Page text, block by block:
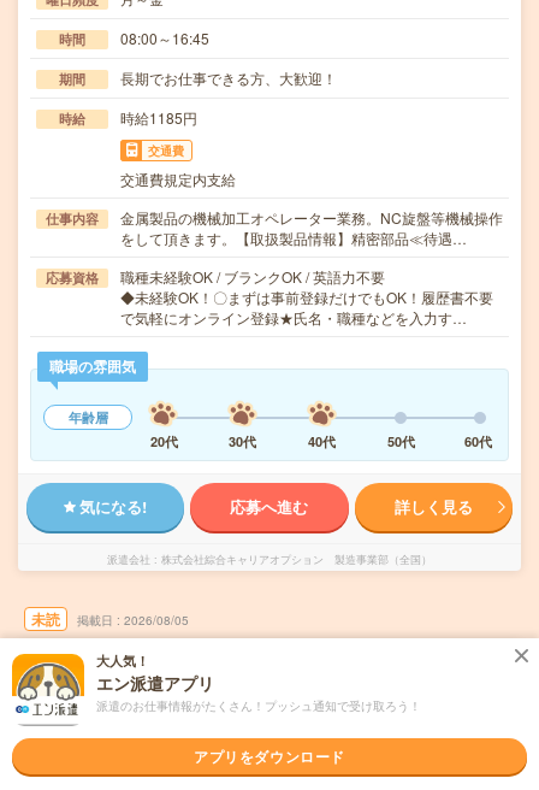
時間 08:00～16:45
期間 長期でお仕事できる方、大歓迎！
時給 時給1185円
交通費
交通費規定内支給
仕事内容
金属製品の機械加工オペレーター業務。NC旋盤等機械操作
をして頂きます。【取扱製品情報】精密部品≪待遇…
応募資格
職種未経験OK / ブランクOK / 英語力不要
◆未経験OK！〇まずは事前登録だけでもOK！履歴書不要
で気軽にオンライン登録★氏名・職種などを入力す…
職場の雰囲気
年齢層
20代
30代 40代 50代 60代
気になる! 応募へ進む 詳しく見る
派遣会社 株式会社綜合キャリアオプション 製造事業部（全国）
未読 掲載日 2026/08/05
【誰でもはじめは初心者！】外食向け食材の
仕分け・ピッキング/日払いOK
職種未経験OK 交通費別途支給あり WEB登録OK 派遣
大人気！
エン派遣アプリ
派遣のお仕事情報がたくさん！プッシュ通知で受け取ろう！
アプリをダウンロード